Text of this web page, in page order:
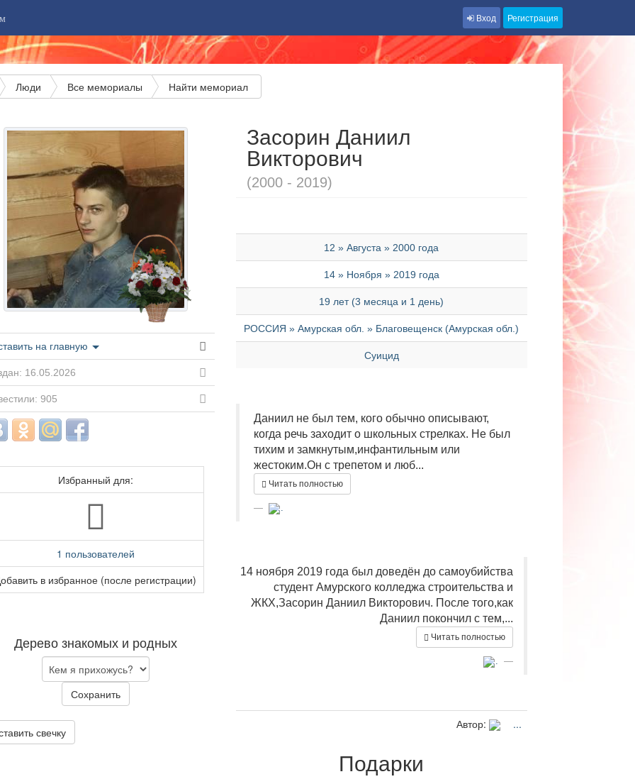
Вход Регистрация
Люди Все мемориалы Найти мемориал
на главную
16.05.2026
905
Избранный для:
1 пользователей
в избранное (после регистрации)
Дерево знакомых и родных
Сохранить
свечку
Засорин Даниил
Викторович
(2000 - 2019)
12 » Августа » 2000 года
14 » Ноября » 2019 года
19 лет (3 месяца и 1 день)
РОССИЯ » Амурская обл. » Благовещенск (Амурская обл.)
Суицид
Даниил не был тем, кого обычно описывают,
когда речь заходит о школьных стрелках. Не был
тихим и замкнутым,инфантильным или
жестоким.Он с трепетом и люб...
Читать полностью
...
14 ноября 2019 года был доведён до самоубийства
студент Амурского колледжа строительства и
ЖКХ,Засорин Даниил Викторович. После того,как
Даниил покончил с тем,...
Читать полностью
...
Автор: ...
Подарки